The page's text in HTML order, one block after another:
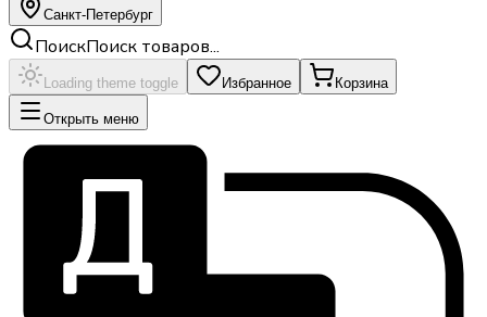
Санкт-Петербург
ПоискПоиск товаров...
Loading theme toggle Избранное Корзина
Открыть меню